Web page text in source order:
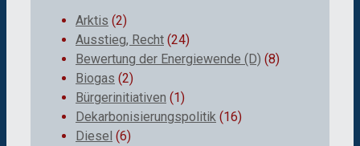
Arktis (2)
Ausstieg, Recht (24)
Bewertung der Energiewende (D) (8)
Biogas (2)
Bürgerinitiativen (1)
Dekarbonisierungspolitik (16)
Diesel (6)